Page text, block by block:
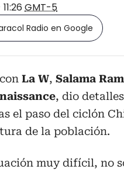
GMT-5
Radio en Google
La W, Salama
, dio
el paso del ciclón
de la población.
muy difícil, no